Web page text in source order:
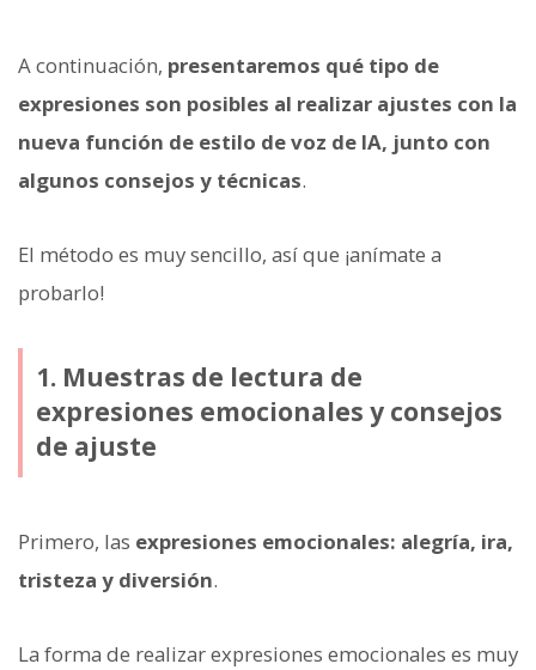
A continuación, presentaremos qué tipo de
expresiones son posibles al realizar ajustes con la
nueva función de estilo de voz de IA, junto con
algunos consejos y técnicas.
El método es muy sencillo, así que ¡anímate a
probarlo!
1. Muestras de lectura de
expresiones emocionales y consejos
de ajuste
Primero, las expresiones emocionales: alegría, ira,
tristeza y diversión.
La forma de realizar expresiones emocionales es muy